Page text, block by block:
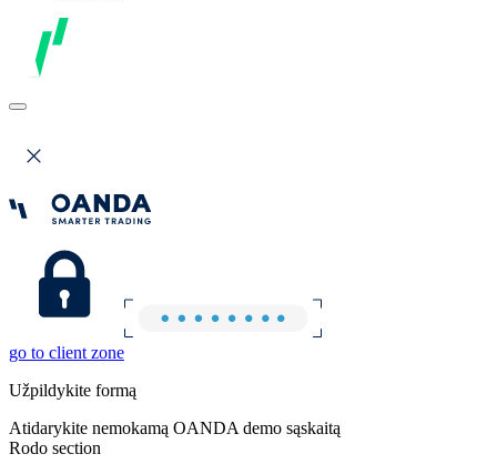
go to client zone
Užpildykite formą
Atidarykite nemokamą OANDA demo sąskaitą
Rodo section